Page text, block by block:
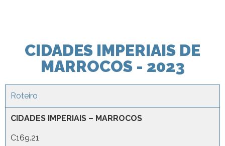
CIDADES IMPERIAIS DE
MARROCOS - 2023
Roteiro
CIDADES IMPERIAIS – MARROCOS
C169.21